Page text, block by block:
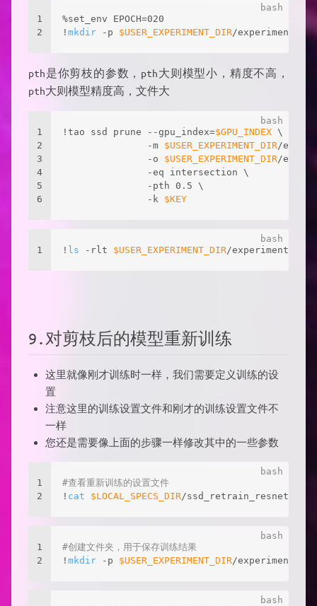
1
2
%set_env EPOCH=020
! mkdir -p $USER_EXPERIMENT_DIR/
pth是你剪枝的参数，pth大则模型小，精度不高，
pth大则模型精度高，文件大
1
2
3
4
5
6
!tao ssd prune --gpu_index=$GPU_INDEX \
               -m
$USER_EXPERIMENT_DIR/
               -o
$USER_EXPERIMENT_DIR/
               -eq intersection \
               -pth 0.5 \
               -k
$KEY
1 ! ls -rlt $USER_EXPERIMENT_DIR/
9.对剪枝后的模型重新训练
这里就像刚才训练时一样，我们需要定义训练的设
置
注意这里的训练设置文件和刚才的训练设置文件不
一样
您还是需要像上面的步骤一样修改其中的一些参数
1
2
#查看重新训练的设置文件
! cat $LOCAL_SPECS_DIR/
1
2
#创建文件夹，用于保存训练结果
! mkdir -p $USER_EXPERIMENT_DIR/